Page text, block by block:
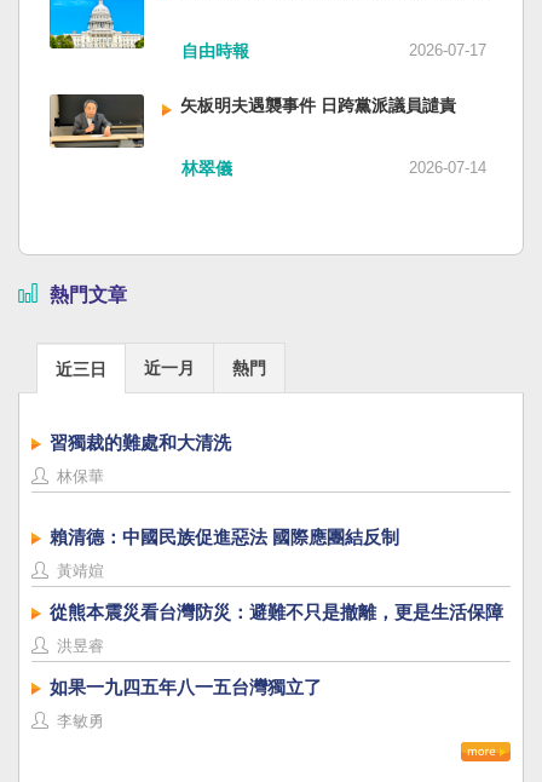
自由時報 2026-07-17
矢板明夫遇襲事件 日跨黨派議員譴責
林翠儀 2026-07-14
熱門文章
近三日 近一月 熱門
習獨裁的難處和大清洗
林保華
賴清德：中國民族促進惡法 國際應團結反制
黃靖媗
從熊本震災看台灣防災：避難不只是撤離，更是生活保障
洪昱睿
如果一九四五年八一五台灣獨立了
李敏勇